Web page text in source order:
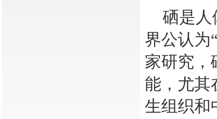
硒是人
界公认为
家研究，
能，尤其
生组织和